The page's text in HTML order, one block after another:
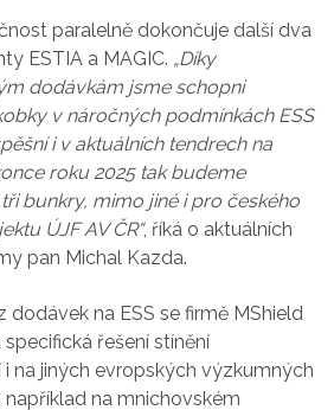
paralelně dokončuje další dva
ESTIA a MAGIC. „Díky
dodávkám jsme schopni
v náročných podmínkách ESS
i v aktuálních tendrech na
roku 2025 tak budeme
bunkry, mimo jiné i pro českého
ÚJF AV ČR“, říká o aktuálních
pan Michal Kazda.
dodávek na ESS se firmě MShield
řešení stínění
na jiných evropských výzkumných
na mnichovském